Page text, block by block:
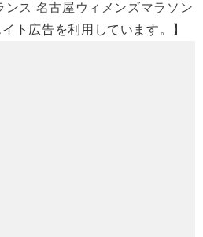
ンス 名古屋ウィメンズマラソン
ト広告を利用しています。】